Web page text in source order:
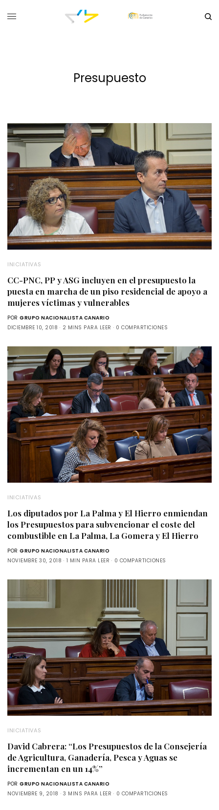
Presupuesto
INICIATIVAS
CC-PNC, PP y ASG incluyen en el presupuesto la
puesta en marcha de un piso residencial de apoyo a
mujeres víctimas y vulnerables
POR GRUPO NACIONALISTA CANARIO
DICIEMBRE 10, 2018
2 MINS PARA LEER 0 COMPARTICIONES
INICIATIVAS
Los diputados por La Palma y El Hierro enmiendan
los Presupuestos para subvencionar el coste del
combustible en La Palma, La Gomera y El Hierro
POR GRUPO NACIONALISTA CANARIO
NOVIEMBRE 30, 2018
1 MIN PARA LEER 0 COMPARTICIONES
INICIATIVAS
David Cabrera: “Los Presupuestos de la Consejería
de Agricultura, Ganadería, Pesca y Aguas se
incrementan en un 14%”
POR GRUPO NACIONALISTA CANARIO
NOVIEMBRE 9, 2018
3 MINS PARA LEER 0 COMPARTICIONES